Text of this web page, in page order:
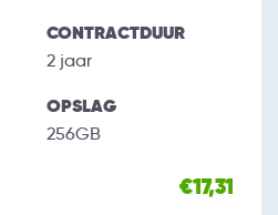
CONTRACTDUUR
2 jaar
OPSLAG
256GB
€17,31